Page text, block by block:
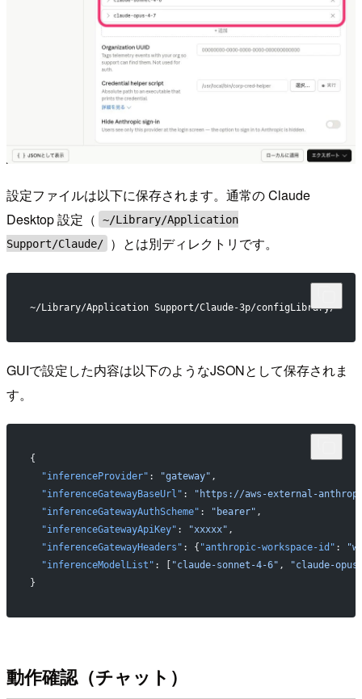
設定ファイルは以下に保存されます。通常の Claude
Desktop 設定（
~/Library/Application
Support/Claude/
）とは別ディレクトリです。
~/Library/Application Support/Claude-3p/configLibrary/
GUIで設定した内容は以下のようなJSONとして保存されま
す。
{
  "inferenceProvider"
: "gateway" ,
  "inferenceGatewayBaseUrl"
:
"https://aws-external-
  "inferenceGatewayAuthScheme"
: "bearer" ,
  "inferenceGatewayApiKey"
: "xxxxx" ,
  "inferenceGatewayHeaders"
: { "anthropic-workspace-id" :
  "inferenceModelList"
: [ "claude-sonnet-4-6" ,
"claude-
}
動作確認（チャット）